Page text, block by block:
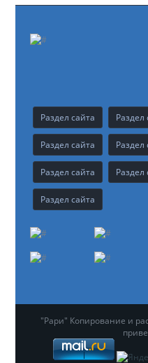
Раздел сайта Раздел
Раздел сайта Раздел
Раздел сайта Раздел
Раздел сайта
"Рари" Копирование и